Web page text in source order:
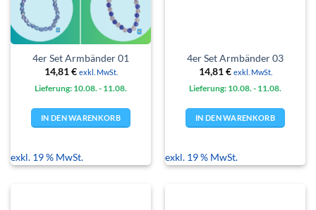
4er Set Armbänder 01
14,81€ exkl. MwSt.
Lieferung: 10.08. - 11.08.
IN DEN WARENKORB
exkl. 19 % MwSt.
4er Set Armbänder 03
14,81€ exkl. MwSt.
Lieferung: 10.08. - 11.08.
IN DEN WARENKORB
exkl. 19 % MwSt.